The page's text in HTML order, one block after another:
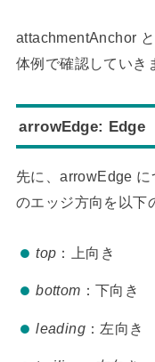
attachmentAnchor
体例で確認していき
arrowEdge: Edge
先に、arrowEdge
のエッジ方向を以下
top ：上向き
bottom ：下向き
leading ：左向き